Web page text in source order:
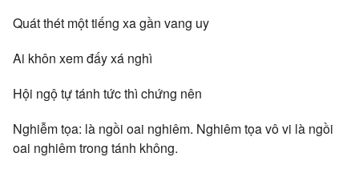
Quát thét một tiếng xa gần vang uy
Ai khôn xem đấy xá nghì
Hội ngộ tự tánh tức thì chứng nên
Nghiễm tọa: là ngồi oai nghiêm. Nghiêm tọa vô vi là ngồi
oai nghiêm trong tánh không.